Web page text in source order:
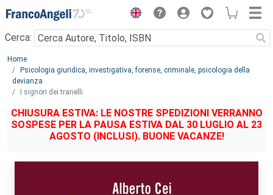
Menu
Cerca:
Main content
Home
Psicologia giuridica, investigativa, forense, criminale, psicologia della
devianza
I signori dei tranelli
CHIUSURA ESTIVA: LE NOSTRE SPEDIZIONI VERRANNO
SOSPESE PER LA PAUSA ESTIVA DAL 30 LUGLIO AL 23
AGOSTO (INCLUSI). BUONE VACANZE!